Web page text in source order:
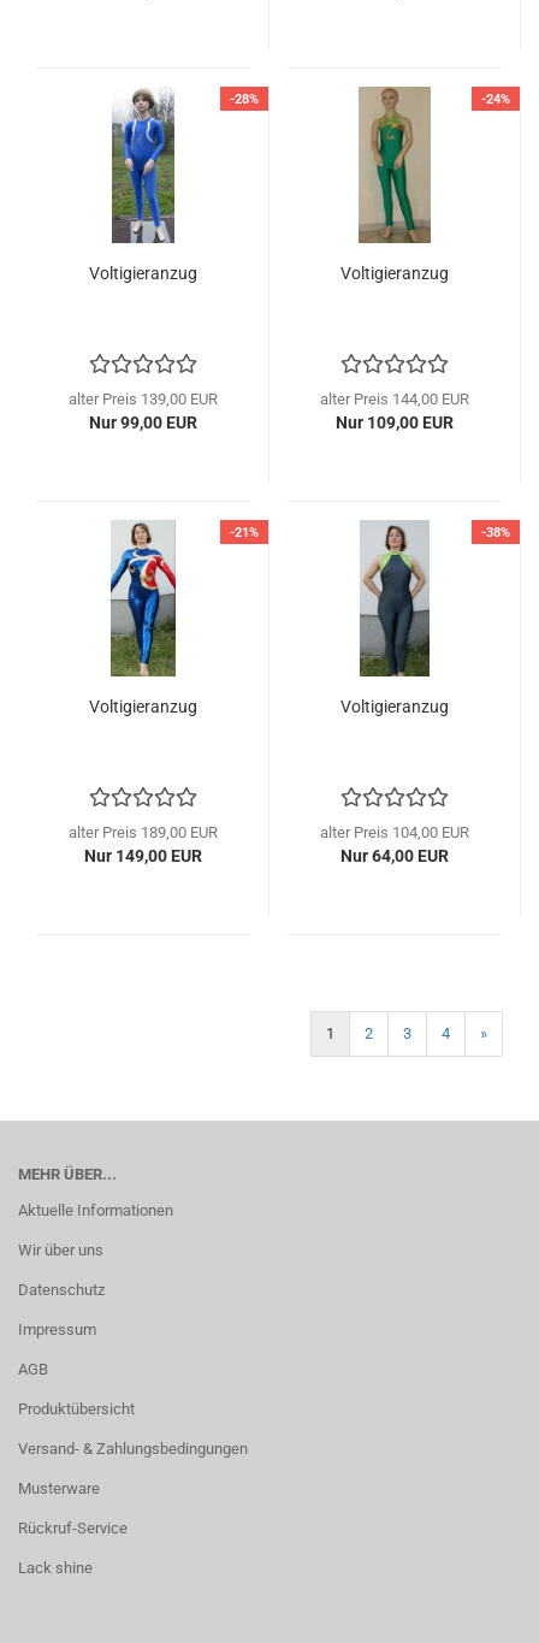
-28%
Voltigieranzug
alter Preis 139,00 EUR
Nur 99,00 EUR
-24%
Voltigieranzug
alter Preis 144,00 EUR
Nur 109,00 EUR
-21%
Voltigieranzug
alter Preis 189,00 EUR
Nur 149,00 EUR
-38%
Voltigieranzug
alter Preis 104,00 EUR
Nur 64,00 EUR
1 2 3 4 »
MEHR ÜBER...
Aktuelle Informationen
Wir über uns
Datenschutz
Impressum
AGB
Produktübersicht
Versand- & Zahlungsbedingungen
Musterware
Rückruf-Service
Lack shine